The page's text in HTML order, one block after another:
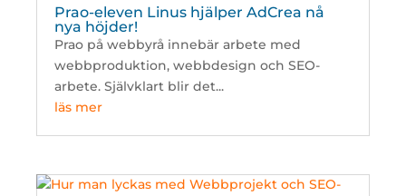
Prao-eleven Linus hjälper AdCrea nå
nya höjder!
Prao på webbyrå innebär arbete med
webbproduktion, webbdesign och SEO-
arbete. Självklart blir det...
läs mer